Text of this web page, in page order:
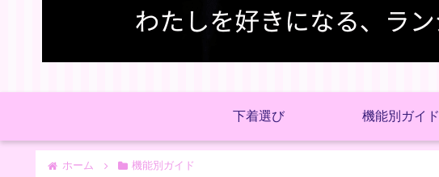
下着選び 機能別ガイド
ホーム 機能別ガイド